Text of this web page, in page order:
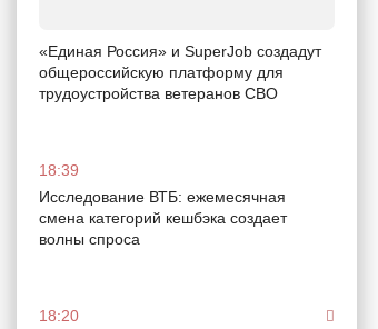
«Единая Россия» и SuperJob создадут
общероссийскую платформу для
трудоустройства ветеранов СВО
18:39
Исследование ВТБ: ежемесячная
смена категорий кешбэка создает
волны спроса
18:20